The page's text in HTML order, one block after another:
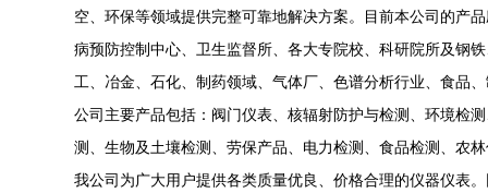
空、环保等领域提供完整可靠地解决方案。目前本公司的产
病预防控制中心、卫生监督所、各大专院校、科研院所及钢
工、冶金、石化、制药领域、气体厂、色谱分析行业、食品
公司主要产品包括：阀门仪表、核辐射防护与检测、环境检
测、生物及土壤检测、劳保产品、电力检测、食品检测、农
我公司为广大用户提供各类质量优良、价格合理的仪器仪表